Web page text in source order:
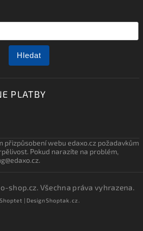
Hledat
PLATBY
přizpůsobení webu edaxo.cz požadavkům
Pokud narazíte na problém,
shop.cz. Všechna práva vyhrazena.
Shoptet | DesignShoptak.cz.